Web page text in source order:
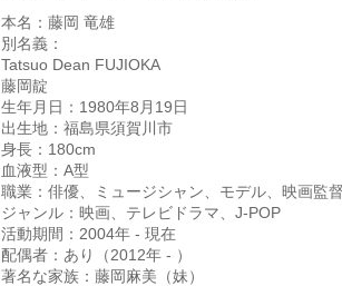
本名：藤岡 竜雄
別名義：
Tatsuo Dean FUJIOKA
藤岡靛
生年月日：1980年8月19日
出生地：福島県須賀川市
身長：180cm
血液型：A型
職業：俳優、ミュージシャン、モデル、映画監督
ジャンル：映画、テレビドラマ、J-POP
活動期間：2004年 - 現在
配偶者：あり（2012年 - ）
著名な家族：藤岡麻美（妹）